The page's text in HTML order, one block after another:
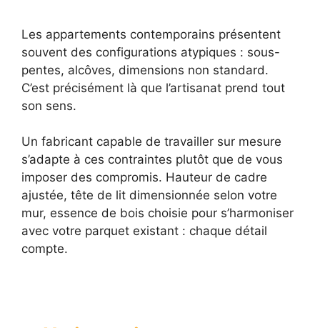
Les appartements contemporains présentent
souvent des configurations atypiques : sous-
pentes, alcôves, dimensions non standard.
C’est précisément là que l’artisanat prend tout
son sens.
Un fabricant capable de travailler sur mesure
s’adapte à ces contraintes plutôt que de vous
imposer des compromis. Hauteur de cadre
ajustée, tête de lit dimensionnée selon votre
mur, essence de bois choisie pour s’harmoniser
avec votre parquet existant : chaque détail
compte.